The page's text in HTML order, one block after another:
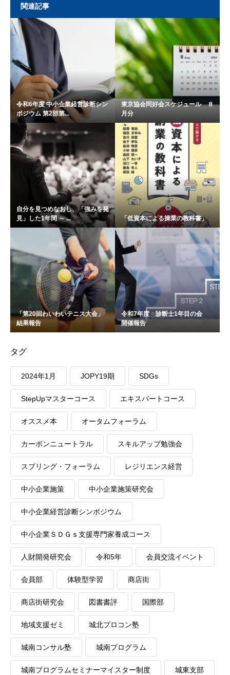
関連記事
令和6年度 中小企業経営診断シン
ポジウム 第2部第...
東京協会同好会スケジュール ８
月分
自分を見つめなおし、「強みを発
見」した1年間 ～ ...
「低資本による操業の教科書」
「第20回わいわいテニス大会」
結果報告
令和7年度 診断士1年目の会
開催報告
タグ
2024年1月 JOPY19期 SDGs
StepUpマスターコース エキスパートコース
オススメ本 オータムフォーラム
カーボンニュートラル スキルアップ勉強会
スプリング・フォーラム レジリエンス経営
中小企業施策 中小企業施策研究会
中小企業経営診断シンポジウム
中小企業ＳＤＧｓ支援専門家養成コース
人財開発研究会 令和5年 会員交流イベント
会員部 体験型学習 商店街
商店街研究会 図書書評 国際部
地域支援ゼミ 城北プロコン塾
城南コンサル塾 城南プログラム
城南プログラムセミナーマイスター制度 城東支部